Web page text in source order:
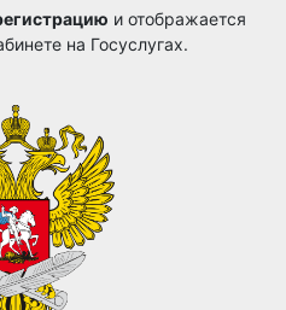
и отображается
на Госуслугах.